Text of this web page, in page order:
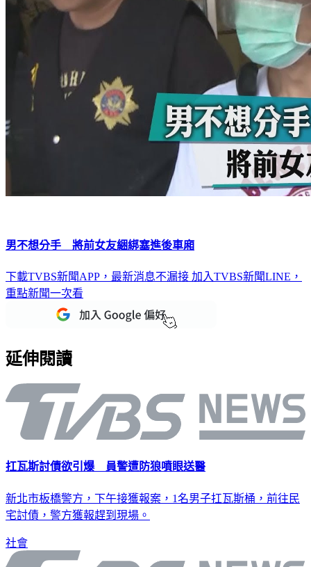
男不想分手 將前女友綑綁塞進後車廂
下載TVBS新聞APP，最新消息不漏接 加入TVBS新聞LINE，
重點新聞一次看
延伸閱讀
扛瓦斯討債欲引爆 員警遭防狼噴眼送醫
新北市板橋警方，下午接獲報案，1名男子扛瓦斯桶，前往民
宅討債，警方獲報趕到現場。
社會